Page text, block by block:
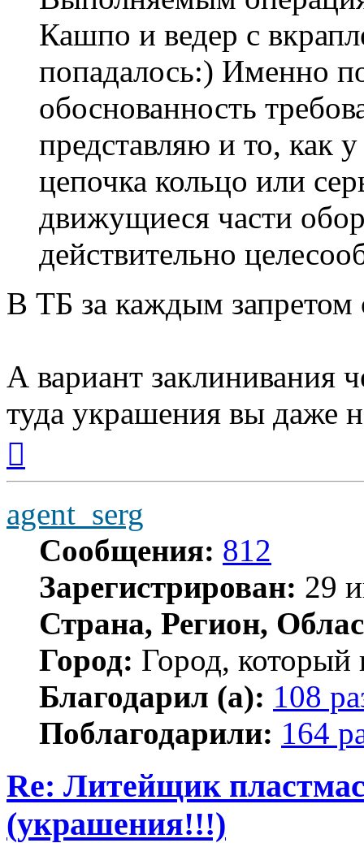
Кашпо и ведер с
попадалось:) Именно
обоснованность
представляю и то, как
цепочка кольцо или
движущиеся части
действительно
В ТБ за каждым запретом
А вариант заклинивания
туда украшения вы даже
началу
agent_serg
Сообщения: 812
Зарегистрирован: 29
Страна, Регион,
Город: Город, который
Благодарил (а): 108
Поблагодарили: 164
Re: Литейщик
(украшения!!!)